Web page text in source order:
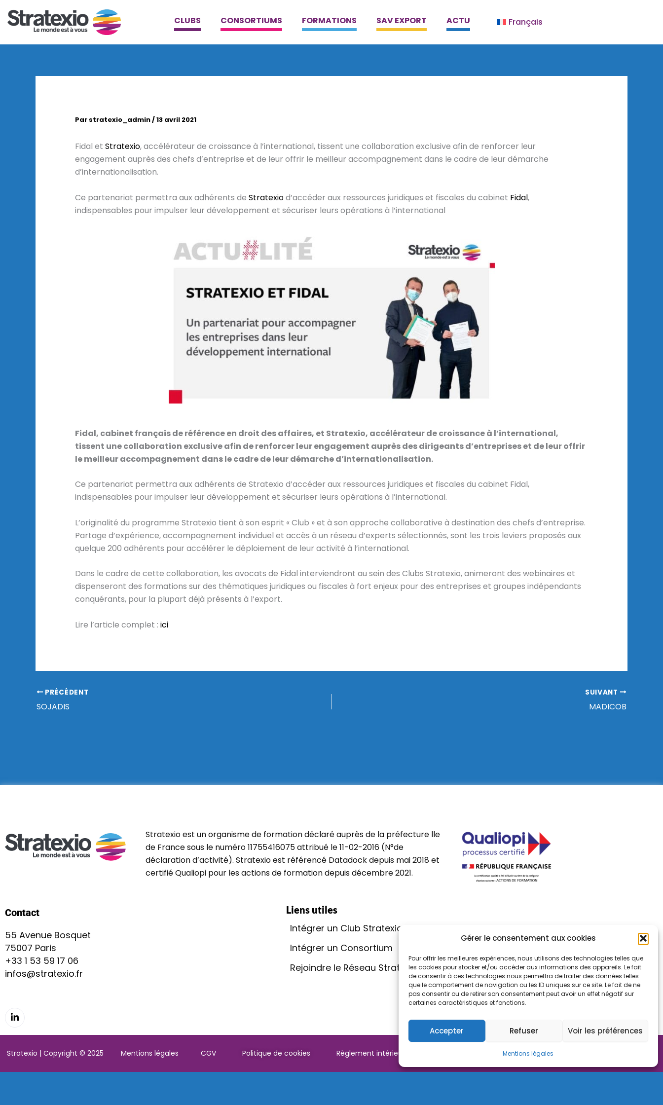
Gérer le consentement aux cookies
Pour offrir les meilleures expériences, nous utilisons des technologies telles que
les cookies pour stocker et/ou accéder aux informations des appareils. Le fait
de consentir à ces technologies nous permettra de traiter des données telles
que le comportement de navigation ou les ID uniques sur ce site. Le fait de ne
pas consentir ou de retirer son consentement peut avoir un effet négatif sur
certaines caractéristiques et fonctions.
Accepter Refuser Voir les préférences
Mentions légales
au
CLUBS CONSORTIUMS FORMATIONS SAV EXPORT ACTU Français
Par stratexio_admin/13 avril 2021
Fidal et Stratexio, accélérateur de croissance à l’international, tissent une collaboration exclusive afin de renforcer leur
engagement auprès des chefs d’entreprise et de leur offrir le meilleur accompagnement dans le cadre de leur démarche
d’internationalisation.
Ce partenariat permettra aux adhérents de Stratexiod’accéder aux ressources juridiques et fiscales du cabinet Fidal,
indispensables pour impulser leur développement et sécuriser leurs opérations à l’international
Fidal, cabinet français de référence en droit des affaires, et Stratexio, accélérateur de croissance à l’international,
tissent une collaboration exclusive afin de renforcer leur engagement auprès des dirigeants d’entreprises et de leur offrir
le meilleur accompagnement dans le cadre de leur démarche d’internationalisation.
Ce partenariat permettra aux adhérents de Stratexio d’accéder aux ressources juridiques et fiscales du cabinet Fidal,
indispensables pour impulser leur développement et sécuriser leurs opérations à l’international.
L’originalité du programme Stratexio tient à son esprit « Club » et à son approche collaborative à destination des chefs d’entreprise.
Partage d’expérience, accompagnement individuel et accès à un réseau d’experts sélectionnés, sont les trois leviers proposés aux
quelque 200 adhérents pour accélérer le déploiement de leur activité à l’international.
Dans le cadre de cette collaboration, les avocats de Fidal interviendront au sein des Clubs Stratexio, animeront des webinaires et
dispenseront des formations sur des thématiques juridiques ou fiscales à fort enjeux pour des entreprises et groupes indépendants
conquérants, pour la plupart déjà présents à l’export.
Lire l’article complet : ici
PRÉCÉDENT
SOJADIS
SUIVANT
MADICOB
Stratexio est un organisme de formation déclaré auprès de la préfecture lle
de France sous le numéro 11755416075 attribué le 11-02-2016 (N°de
déclaration d’activité). Stratexio est référencé Datadock depuis mai 2018 et
certifié Qualiopi pour les actions de formation depuis décembre 2021.
Contact
55 Avenue Bosquet
75007 Paris
+33 1 53 59 17 06
infos@stratexio.fr
Liens utiles
Intégrer un Club Stratexio
Intégrer un Consortium
Rejoindre le Réseau Stratexio
Consulter le certificat
Qualiopi
Stratexio | Copyright © 2025 Mentions légales CGV Politique de cookies Règlement intérieur Powered by ToWebOrNotToWeb